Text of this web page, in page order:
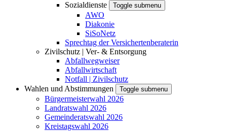
Sozialdienste
Toggle submenu
AWO
Diakonie
SiSoNetz
Sprechtag der Versichertenberaterin
Zivilschutz | Ver- & Entsorgung
Abfallwegweiser
Abfallwirtschaft
Notfall | Zivilschutz
Wahlen und Abstimmungen
Toggle submenu
Bürgermeisterwahl 2026
Landratswahl 2026
Gemeinderatswahl 2026
Kreistagswahl 2026